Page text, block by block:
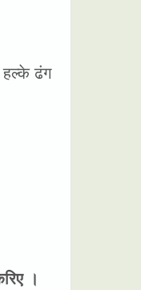
हल्के ढंग
।